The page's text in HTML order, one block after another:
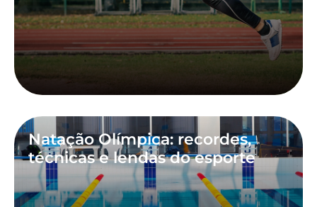
Natação Olímpica: recordes,
técnicas e lendas do esporte